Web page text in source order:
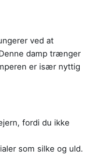
ved at
damp trænger
er især nyttig
fordi du ikke
som silke og uld.